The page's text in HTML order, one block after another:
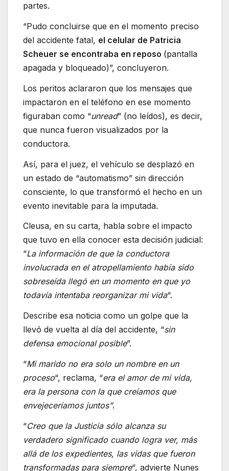
partes.
“Pudo concluirse que en el momento preciso
del accidente fatal, el celular de Patricia
Scheuer se encontraba en reposo (pantalla
apagada y bloqueado)”, concluyeron.
Los peritos aclararon que los mensajes que
impactaron en el teléfono en ese momento
figuraban como “unread” (no leídos), es decir,
que nunca fueron visualizados por la
conductora.
Así, para el juez, el vehículo se desplazó en
un estado de “automatismo” sin dirección
consciente, lo que transformó el hecho en un
evento inevitable para la imputada.
Cleusa, en su carta, habla sobre el impacto
que tuvo en ella conocer esta decisión judicial:
“La información de que la conductora
involucrada en el atropellamiento había sido
sobreseída llegó en un momento en que yo
todavía intentaba reorganizar mi vida“.
Describe esa noticia como un golpe que la
llevó de vuelta al día del accidente, “sin
defensa emocional posible”.
“Mi marido no era solo un nombre en un
proceso“, reclama, “era el amor de mi vida,
era la persona con la que creíamos que
envejeceríamos juntos”.
“Creo que la Justicia sólo alcanza su
verdadero significado cuando logra ver, más
allá de los expedientes, las vidas que fueron
transformadas para siempre“, advierte Nunes